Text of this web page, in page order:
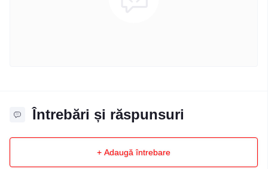
Întrebări și răspunsuri
+ Adaugă întrebare